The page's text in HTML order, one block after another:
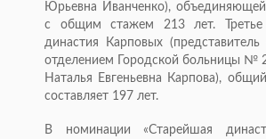
Юрьевна Иванченко),
с общим стажем 213 лет. Третье
династия Карповых
отделением Городской больницы №
Наталья Евгеньевна Карпова),
составляет 197 лет.
В номинации «Старейшая